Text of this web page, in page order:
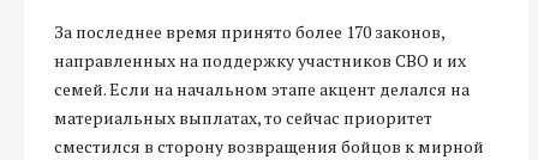
За последнее время принято более 170 законов,
направленных на поддержку участников СВО и их
семей. Если на начальном этапе акцент делался на
материальных выплатах, то сейчас приоритет
сместился в сторону возвращения бойцов к мирной